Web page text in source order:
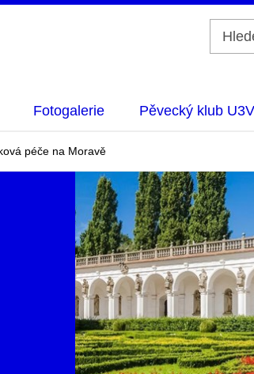
Fotogalerie Pěvecký klub
péče na Moravě